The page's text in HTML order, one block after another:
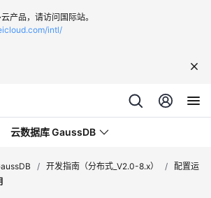
产品，请访问国际站。
intl/
云数据库 GaussDB
/ 开发指南（分布式_V2.0-8.x） /
配置运